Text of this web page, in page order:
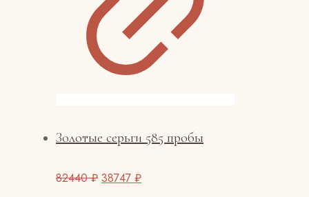
Золотые серьги 585 пробы
82440₽ 38747 ₽